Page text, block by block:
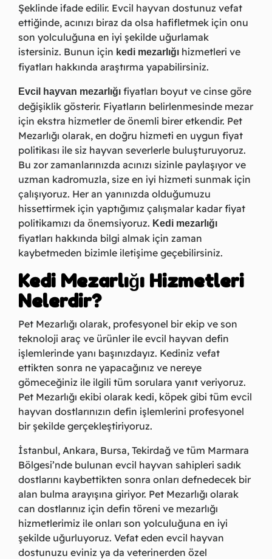
Şeklinde ifade edilir. Evcil hayvan dostunuz vefat
ettiğinde, acınızı biraz da olsa hafifletmek için onu
son yolculuğuna en iyi şekilde uğurlamak
istersiniz. Bunun için kedi mezarlığı hizmetleri ve
fiyatları hakkında araştırma yapabilirsiniz.
Evcil hayvan mezarlığı fiyatları boyut ve cinse göre
değişiklik gösterir. Fiyatların belirlenmesinde mezar
için ekstra hizmetler de önemli birer etkendir. Pet
Mezarlığı olarak, en doğru hizmeti en uygun fiyat
politikası ile siz hayvan severlerle buluşturuyoruz.
Bu zor zamanlarınızda acınızı sizinle paylaşıyor ve
uzman kadromuzla, size en iyi hizmeti sunmak için
çalışıyoruz. Her an yanınızda olduğumuzu
hissettirmek için yaptığımız çalışmalar kadar fiyat
politikamızı da önemsiyoruz. Kedi mezarlığı
fiyatları hakkında bilgi almak için zaman
kaybetmeden bizimle iletişime geçebilirsiniz.
Kedi Mezarlığı Hizmetleri
Nelerdir?
Pet Mezarlığı olarak, profesyonel bir ekip ve son
teknoloji araç ve ürünler ile evcil hayvan defin
işlemlerinde yanı başınızdayız. Kediniz vefat
ettikten sonra ne yapacağınız ve nereye
gömeceğiniz ile ilgili tüm sorulara yanıt veriyoruz.
Pet Mezarlığı ekibi olarak kedi, köpek gibi tüm evcil
hayvan dostlarınızın defin işlemlerini profesyonel
bir şekilde gerçekleştiriyoruz.
İstanbul, Ankara, Bursa, Tekirdağ ve tüm Marmara
Bölgesi’nde bulunan evcil hayvan sahipleri sadık
dostlarını kaybettikten sonra onları defnedecek bir
alan bulma arayışına giriyor. Pet Mezarlığı olarak
can dostlarınız için defin töreni ve mezarlığı
hizmetlerimiz ile onları son yolculuğuna en iyi
şekilde uğurluyoruz. Vefat eden evcil hayvan
dostunuzu eviniz ya da veterinerden özel